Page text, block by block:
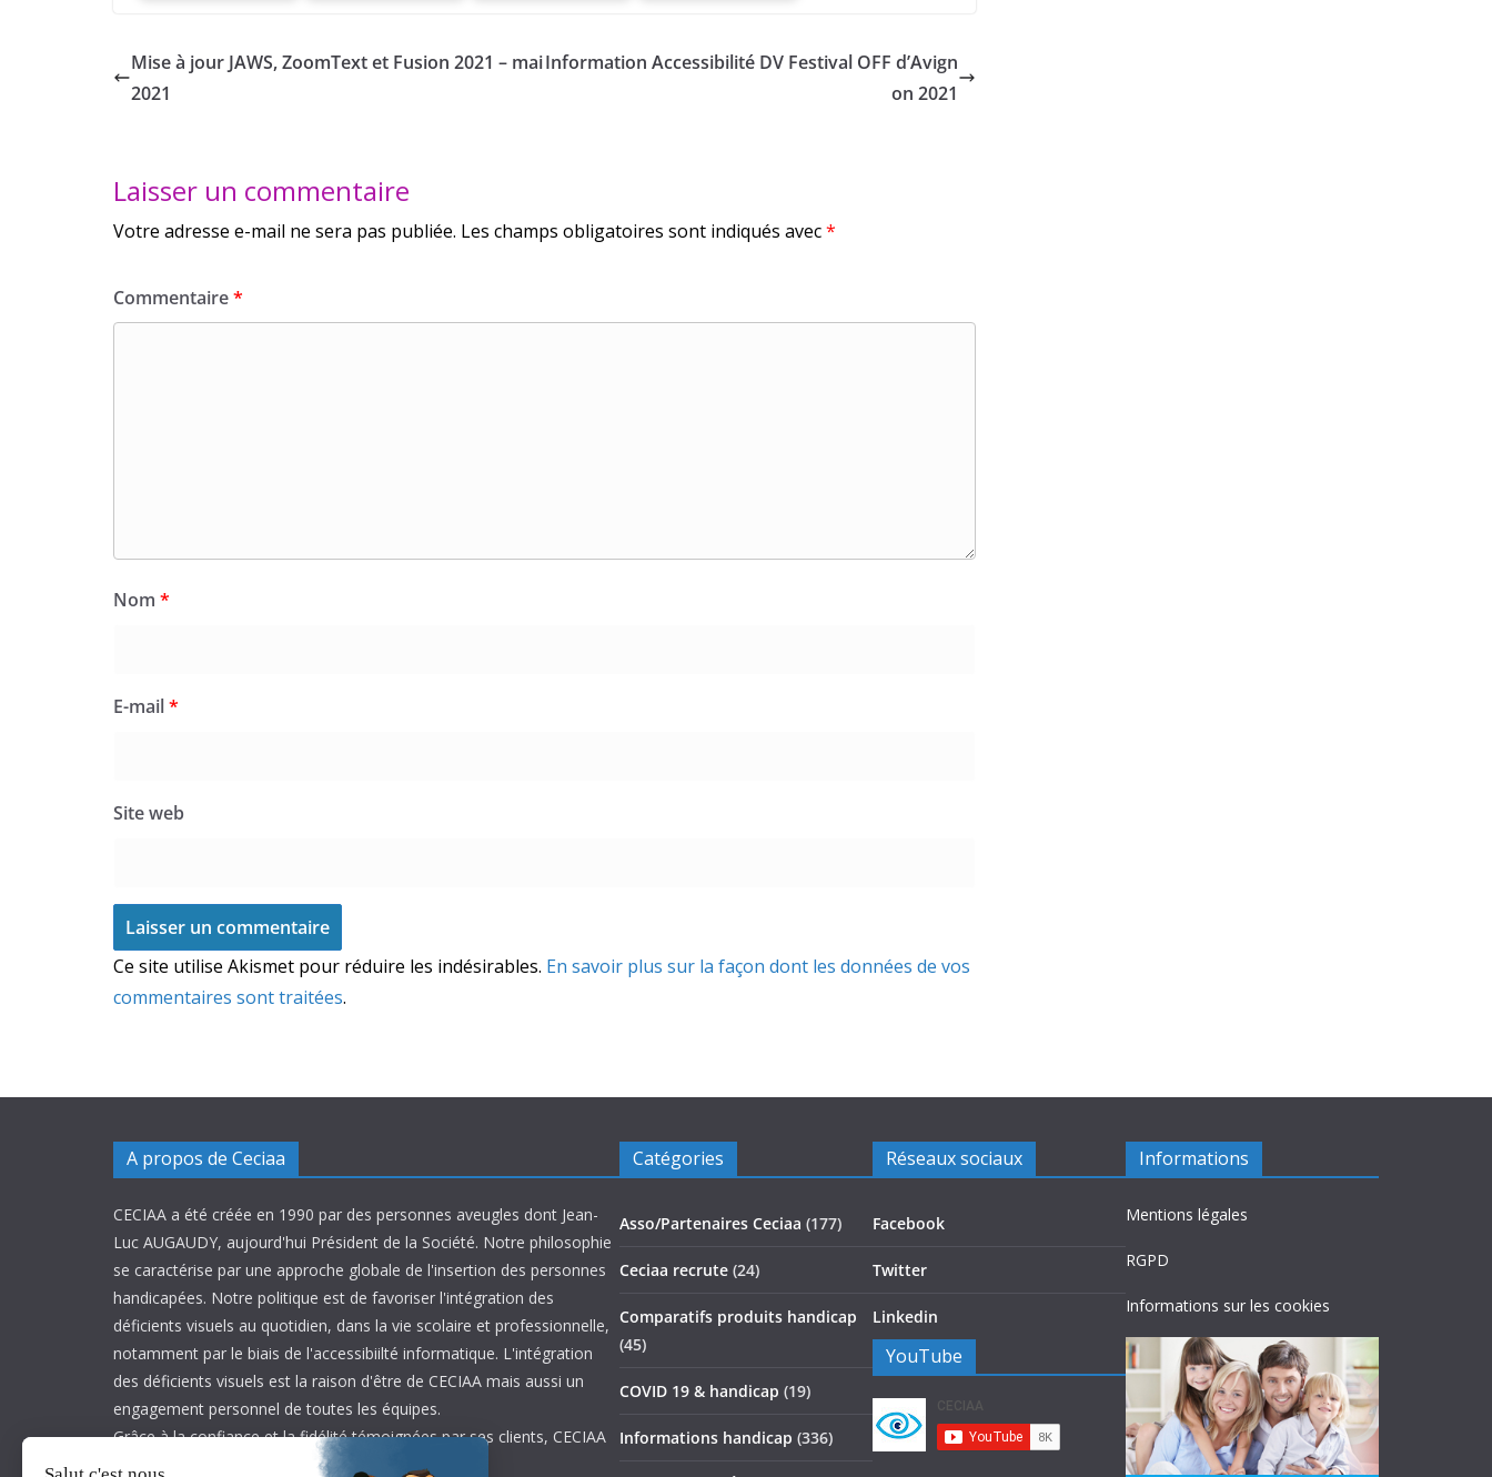
Mise à jour JAWS, ZoomText et Fusion 2021 – mai
2021
Information Accessibilité DV Festival OFF d’Avign
on 2021
Laisser un commentaire
Votre adresse e-mail ne sera pas publiée. Les champs obligatoires sont indiqués avec*
Commentaire*
Nom *
E-mail*
Site web
Ce site utilise Akismet pour réduire les indésirables. En savoir plus sur la façon dont les données de vos
commentaires sont traitées.
A propos de Ceciaa
CECIAA a été créée en 1990 par des personnes aveugles dont Jean-
Luc AUGAUDY, aujourd'hui Président de la Société. Notre philosophie
se caractérise par une approche globale de l'insertion des personnes
handicapées. Notre politique est de favoriser l'intégration des
déficients visuels au quotidien, dans la vie scolaire et professionnelle,
notamment par le biais de l'accessibiilté informatique. L'intégration
des déficients visuels est la raison d'être de CECIAA mais aussi un
engagement personnel de toutes les équipes.
Grâce à la confiance et la fidélité témoignées par ses clients, CECIAA
est aujourd’hui leader sur son marché.
Catégories
Asso/Partenaires Ceciaa (177)
Ceciaa recrute (24)
Comparatifs produits handicap
(45)
COVID 19 & handicap (19)
Informations handicap (336)
Réseaux sociaux
Facebook
Twitter
Linkedin
YouTube
Informations
Mentions légales
RGPD
Informations sur les cookies